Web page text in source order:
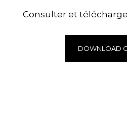
Consulter et
DOWNLOAD